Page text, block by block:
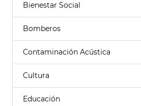
Bienestar Social
Bomberos
Contaminación Acústica
Cultura
Educación